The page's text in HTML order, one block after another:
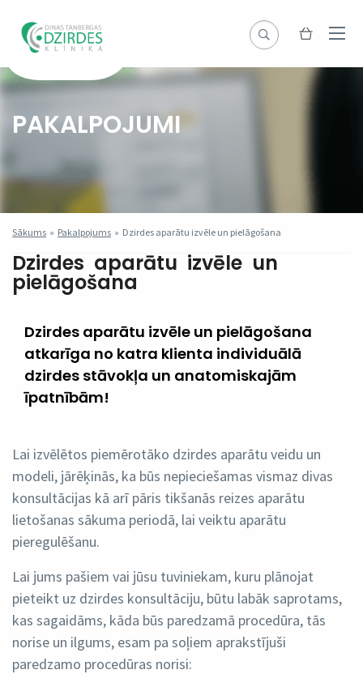
PAKALPOJUMI
Sākums » Pakalpojums » Dzirdes aparātu izvēle un pielāgošana
Dzirdes aparātu izvēle un
pielāgošana
Dzirdes aparātu izvēle un pielāgošana
atkarīga no katra klienta individuālā
dzirdes stāvokļa un anatomiskajām
īpatnībām!
Lai izvēlētos piemērotāko dzirdes aparātu veidu un
modeli, jārēķinās, ka būs nepieciešamas vismaz divas
konsultācijas kā arī pāris tikšanās reizes aparātu
lietošanas sākuma periodā, lai veiktu aparātu
pieregulēšanu.
Lai jums pašiem vai jūsu tuviniekam, kuru plānojat
pieteikt uz dzirdes konsultāciju, būtu labāk saprotams,
kas sagaidāms, kāda būs paredzamā procedūra, tās
norise un ilgums, esam pa soļiem aprakstījuši
paredzamo procedūras norisi: